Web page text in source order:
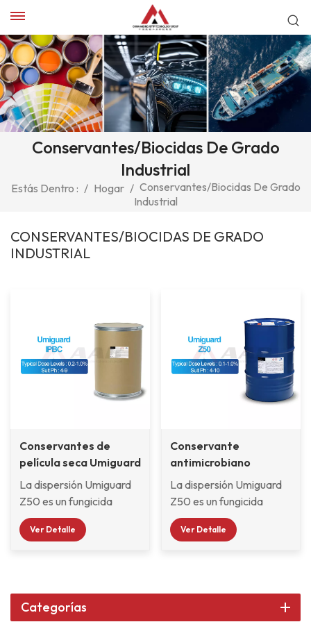
Conservantes/biocidas De Grado
Industrial
Estás Dentro : / Hogar / Conservantes/biocidas De Grado
Industrial
CONSERVANTES/BIOCIDAS DE GRADO
INDUSTRIAL
Conservantes de
película seca Umiguard
IPBC
La dispersión Umiguard
Z50 es un fungicida
eficaz y de amplio
espectro. que protege
causados ​​por moho,
levaduras, algas y
Ver Detalle
Conservante
antimicrobiano
Umiguard Z50
La dispersión Umiguard
Z50 es un fungicida
eficaz y de amplio
espectro. que protege
Ver Detalle
Categorías